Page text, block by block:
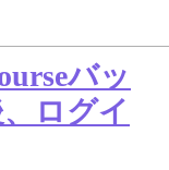
バッ
ログイ